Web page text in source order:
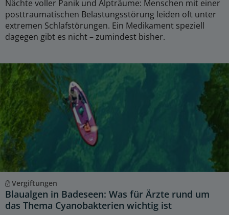
Nächte voller Panik und Alpträume: Menschen mit einer
posttraumatischen Belastungsstörung leiden oft unter
extremen Schlafstörungen. Ein Medikament speziell
dagegen gibt es nicht – zumindest bisher.
Vergiftungen
Blaualgen in Badeseen: Was für Ärzte rund um
das Thema Cyanobakterien wichtig ist